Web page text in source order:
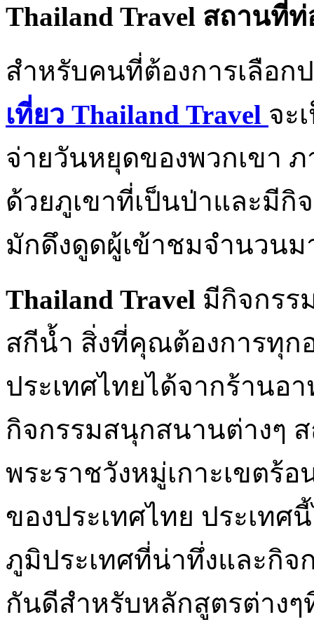
Thailand Travel สถานที่ท่
สำหรับคนที่ต้องการเลือก
เที่ยว Thailand Travel จะ
จ่ายวันหยุดของพวกเขา
ด้วยภูเขาที่เป็นป่าและมี
มักดึงดูดผู้เข้าชมจำนวนม
Thailand Travel มีกิจกรร
สกีน้ำ สิ่งที่คุณต้องการทุก
ประเทศไทยได้จากร้านอ
กิจกรรมสนุกสนานต่างๆ
พระราชวังหมู่เกาะเขตร้
ของประเทศไทย ประเทศ
ภูมิประเทศที่น่าทึ่งและกิจ
กันดีสำหรับหลักสูตรต่างๆ